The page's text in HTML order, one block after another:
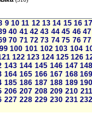
9 10 11 12 13 14 15 16
40 41 42 43 44 45 46 47
70 71 72 73 74 75 76 77
99 100 101 102 103 104
122 123 124 125 126
143 144 145 146 147
164 165 166 167 168
185 186 187 188 189
206 207 208 209 210 211
227 228 229 230 231